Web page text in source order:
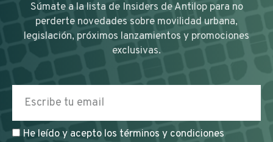
Súmate a la lista de Insiders de Antilop para no
perderte novedades sobre movilidad urbana,
legislación, próximos lanzamientos y promociones
exclusivas.
He leído y acepto los términos y condiciones